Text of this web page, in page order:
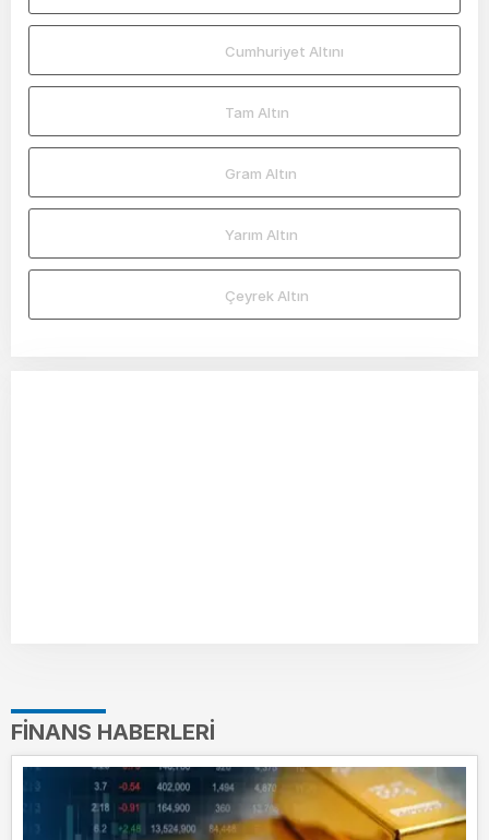
Cumhuriyet Altını
Tam Altın
Gram Altın
Yarım Altın
Çeyrek Altın
FINANS HABERLERI